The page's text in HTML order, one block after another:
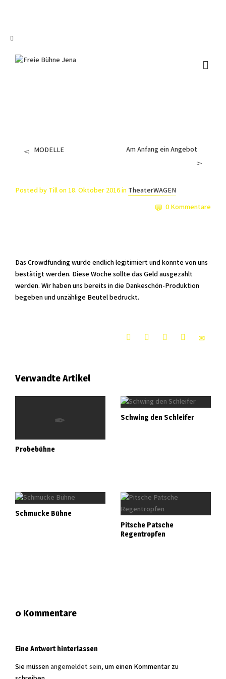
Show me the
MODELLE Am Anfang ein Angebot
Posted by Tillon 18. Oktober 2016in TheaterWAGEN
0 Kommentare
Das Crowdfunding wurde endlich legitimiert und konnte von uns
bestätigt werden. Diese Woche sollte das Geld ausgezahlt
werden. Wir haben uns bereits in die Dankeschön-Produktion
begeben und unzählige Beutel bedruckt.
Verwandte Artikel
Probebühne
Schwing den Schleifer
Schmucke Bühne
Pitsche Patsche
Regentropfen
0 Kommentare
Eine Antwort hinterlassen
Sie müssenangemeldet sein, um einen Kommentar zu